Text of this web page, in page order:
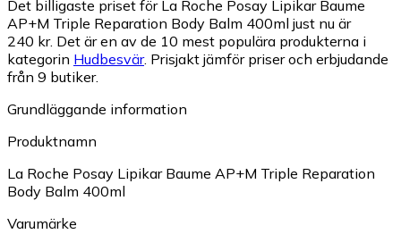
Det billigaste priset för La Roche Posay Lipikar Baume
AP+M Triple Reparation Body Balm 400ml just nu är
240 kr. Det är en av de 10 mest populära produkterna i
kategorin Hudbesvär. Prisjakt jämför priser och erbjudande
från 9 butiker.
Grundläggande information
Produktnamn
La Roche Posay Lipikar Baume AP+M Triple Reparation
Body Balm 400ml
Varumärke